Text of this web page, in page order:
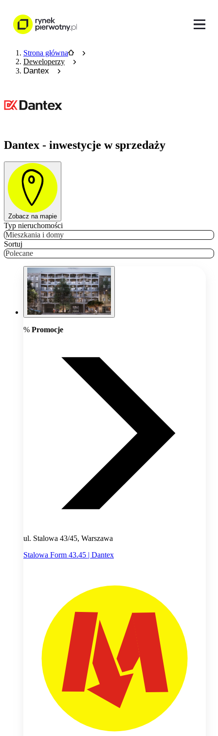
Strona główna
Deweloperzy
Dantex
Dantex - inwestycje w sprzedaży
Zobacz na mapie
Typ nieruchomości
Mieszkania i domy
Sortuj
Polecane
% Promocje
ul. Stalowa 43/45, Warszawa
Stalowa Form 43.45 | Dantex